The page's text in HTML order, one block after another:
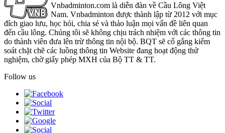
Vnbadminton.com là diễn đàn về Cầu Lông Việt
Nam. Vnbadminton được thành lập từ 2012 với mục
đích giao lưu, học hỏi, chia sẻ và thảo luận mọi vấn đề liên quan
đến cầu lông. Chúng tôi sẽ không chịu trách nhiệm với các thông tin
do thành viên đưa lên trừ thông tin nội bộ. BQT sẽ cố gắng kiểm
soát chặt chẽ các luồng thông tin Website đang hoạt động thử
nghiệm, chờ giấy phép MXH của Bộ TT & TT.
Follow us